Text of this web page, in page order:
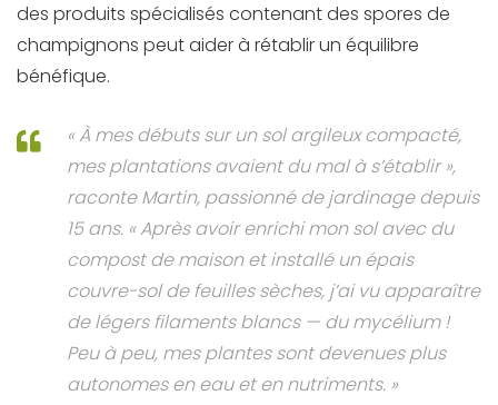
des produits spécialisés contenant des spores de
champignons peut aider à rétablir un équilibre
bénéfique.
« À mes débuts sur un sol argileux compacté,
mes plantations avaient du mal à s’établir »,
raconte Martin, passionné de jardinage depuis
15 ans. « Après avoir enrichi mon sol avec du
compost de maison et installé un épais
couvre-sol de feuilles sèches, j’ai vu apparaître
de légers filaments blancs — du mycélium !
Peu à peu, mes plantes sont devenues plus
autonomes en eau et en nutriments. »